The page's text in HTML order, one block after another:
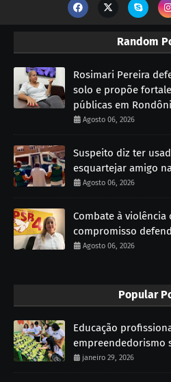
Random
Rosimari Pereira
solo e propõe
públicas em
Agosto 06, 2026
Suspeito diz ter
esquartejar amigo
Agosto 06, 2026
Combate à
compromisso
Agosto 06, 2026
Popular
Educação
empreendedorismo
janeiro 29, 2026